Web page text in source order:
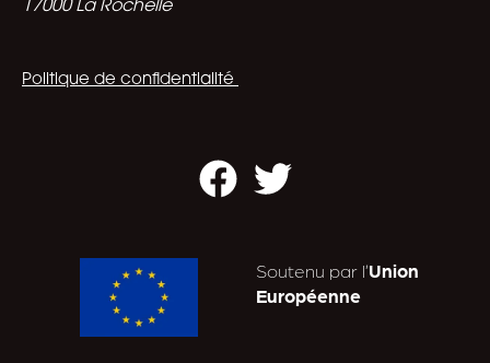
17000 La Rochelle
Politique de confidentialité
Facebook
Twitter
Soutenu par l’Union
Européenne